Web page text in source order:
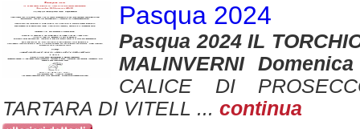
Pasqua 2024
Pasqua 2024 IL
MALINVERNI
CALICE DI
TARTARA DI VITELL ... continua